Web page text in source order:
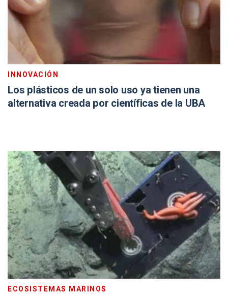
INNOVACIÓN
Los plásticos de un solo uso ya tienen una
alternativa creada por científicas de la UBA
ECOSISTEMAS MARINOS